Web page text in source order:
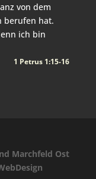
von dem
berufen hat.
ich bin
1 Petrus 1:15-16
Marchfeld Ost